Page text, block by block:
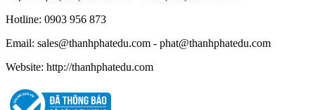
Hotline: 0903 956 873
Email: sales@thanhphatedu.com - phat@thanhphatedu.com
Website: http://thanhphatedu.com